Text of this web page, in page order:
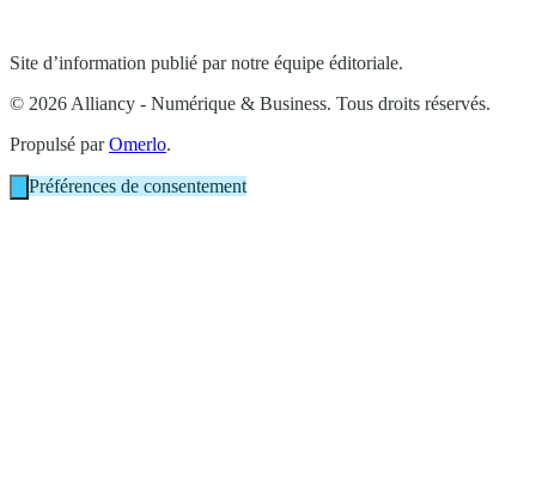
Site d’information publié par notre équipe éditoriale.
© 2026 Alliancy - Numérique & Business. Tous droits réservés.
Propulsé parOmerlo.
Préférences de consentement